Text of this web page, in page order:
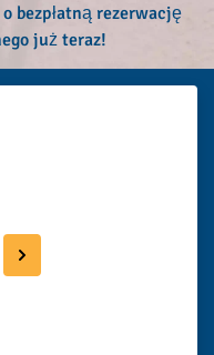
bezpłatną rezerwację
już teraz!